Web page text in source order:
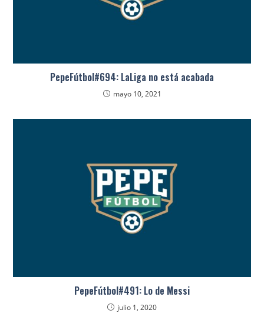
PepeFútbol#694: LaLiga no está acabada
mayo 10, 2021
PepeFútbol#491: Lo de Messi
julio 1, 2020